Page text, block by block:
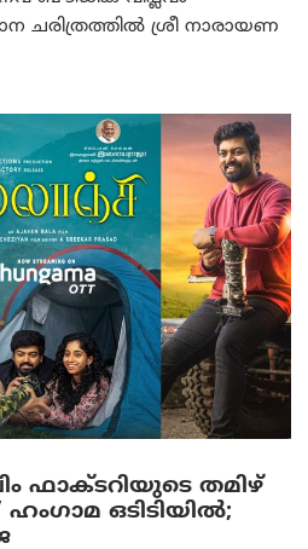
ചരിത്രത്തിൽ ശ്രീ നാരായണ
ഫാക്ടറിയുടെ തമിഴ്
ഹംഗാമ ഒടിടിയിൽ;